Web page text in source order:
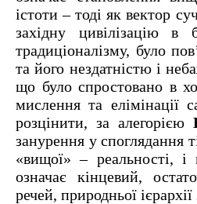
істоти – тоді як вектор
західну цивілізацію
традиціоналізму, було
та його нездатністю і
що було спростовано в
мислення та елімінації
розцінити, за алегорією
занурення у споглядання
«вищої» – реальності, і
означає кінцевий,
речей, природньої